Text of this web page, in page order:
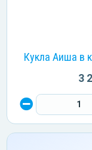
Кукла Аиша в
3